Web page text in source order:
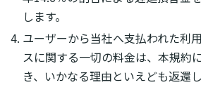
します。
ユーザーから当社へ支払われた利
スに関する一切の料金は、本規約
き、いかなる理由といえども返還